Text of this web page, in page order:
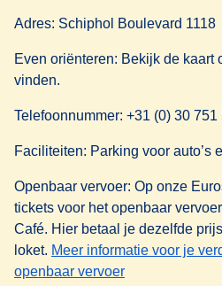
Adres: Schiphol Boulevard 1118
Even oriënteren: Bekijk de kaart
vinden.
Telefoonnummer: +31 (0) 30 751
Faciliteiten: Parking voor auto’s
Openbaar vervoer: Op onze
tickets voor het openbaar
Café. Hier betaal je dezelfde
loket. Meer informatie voor je
openbaar vervoer(